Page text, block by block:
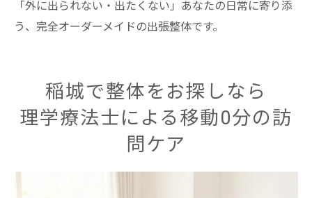
「外に出られない・出たくない」あなたの日常に寄り添
う、完全オーダーメイドの出張整体です。
稲城で整体をお探しなら
理学療法士による移動0分の訪
問ケア